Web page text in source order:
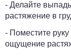
- Делайте
растяжение в
- Поместите
ощущение